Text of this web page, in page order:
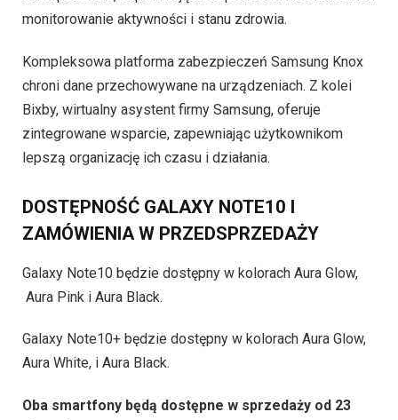
monitorowanie aktywności i stanu zdrowia.
Kompleksowa platforma zabezpieczeń Samsung Knox
chroni dane przechowywane na urządzeniach. Z kolei
Bixby, wirtualny asystent firmy Samsung, oferuje
zintegrowane wsparcie, zapewniając użytkownikom
lepszą organizację ich czasu i działania.
DOSTĘPNOŚĆ GALAXY NOTE10 I
ZAMÓWIENIA W PRZEDSPRZEDAŻY
Galaxy Note10 będzie dostępny w kolorach Aura Glow,
Aura Pink i Aura Black.
Galaxy Note10+ będzie dostępny w kolorach Aura Glow,
Aura White, i Aura Black.
Oba smartfony będą dostępne w sprzedaży od 23